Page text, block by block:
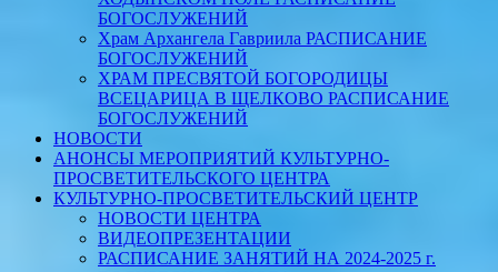
БОГОСЛУЖЕНИЙ
Храм Архангела Гавриила РАСПИСАНИЕ
БОГОСЛУЖЕНИЙ
ХРАМ ПРЕСВЯТОЙ БОГОРОДИЦЫ
ВСЕЦАРИЦА В ЩЕЛКОВО РАСПИСАНИЕ
БОГОСЛУЖЕНИЙ
НОВОСТИ
АНОНСЫ МЕРОПРИЯТИЙ КУЛЬТУРНО-
ПРОСВЕТИТЕЛЬСКОГО ЦЕНТРА
КУЛЬТУРНО-ПРОСВЕТИТЕЛЬСКИЙ ЦЕНТР
НОВОСТИ ЦЕНТРА
ВИДЕОПРЕЗЕНТАЦИИ
РАСПИСАНИЕ ЗАНЯТИЙ НА 2024-2025 г.